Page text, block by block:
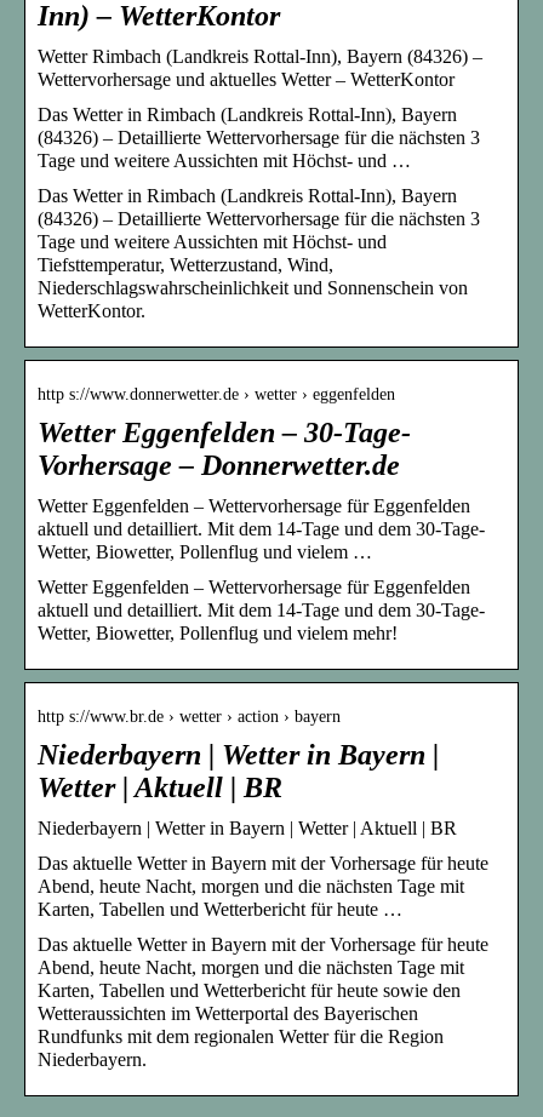
Inn) – WetterKontor
Wetter Rimbach (Landkreis Rottal-Inn), Bayern (84326) –
Wettervorhersage und aktuelles Wetter – WetterKontor
Das Wetter in Rimbach (Landkreis Rottal-Inn), Bayern
(84326) – Detaillierte Wettervorhersage für die nächsten 3
Tage und weitere Aussichten mit Höchst- und …
Das Wetter in Rimbach (Landkreis Rottal-Inn), Bayern
(84326) – Detaillierte Wettervorhersage für die nächsten 3
Tage und weitere Aussichten mit Höchst- und
Tiefsttemperatur, Wetterzustand, Wind,
Niederschlagswahrscheinlichkeit und Sonnenschein von
WetterKontor.
http s://www.donnerwetter.de › wetter › eggenfelden
Wetter Eggenfelden – 30-Tage-
Vorhersage – Donnerwetter.de
Wetter Eggenfelden – Wettervorhersage für Eggenfelden
aktuell und detailliert. Mit dem 14-Tage und dem 30-Tage-
Wetter, Biowetter, Pollenflug und vielem …
Wetter Eggenfelden – Wettervorhersage für Eggenfelden
aktuell und detailliert. Mit dem 14-Tage und dem 30-Tage-
Wetter, Biowetter, Pollenflug und vielem mehr!
http s://www.br.de › wetter › action › bayern
Niederbayern | Wetter in Bayern |
Wetter | Aktuell | BR
Niederbayern | Wetter in Bayern | Wetter | Aktuell | BR
Das aktuelle Wetter in Bayern mit der Vorhersage für heute
Abend, heute Nacht, morgen und die nächsten Tage mit
Karten, Tabellen und Wetterbericht für heute …
Das aktuelle Wetter in Bayern mit der Vorhersage für heute
Abend, heute Nacht, morgen und die nächsten Tage mit
Karten, Tabellen und Wetterbericht für heute sowie den
Wetteraussichten im Wetterportal des Bayerischen
Rundfunks mit dem regionalen Wetter für die Region
Niederbayern.